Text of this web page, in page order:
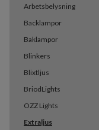
Arbetsbelysning
Backlampor
Baklampor
Blinkers
Blixtljus
BriodLights
OZZ Lights
Extraljus